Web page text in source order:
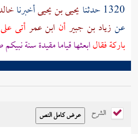
1320 حدثنا
يحيى بن يحيىأخبرنا
عنزياد بن جبيرأن ابن عمرأتى
باركة فقالابعثها قياما مقيدة سنة
الشرح